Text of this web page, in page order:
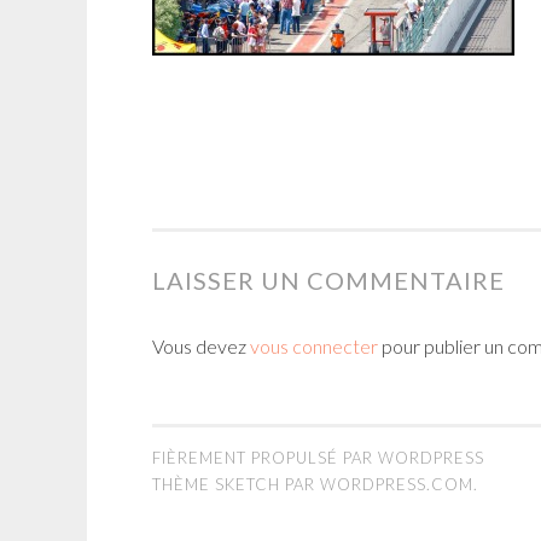
LAISSER UN COMMENTAIRE
Vous devezvous connecter pour publier un
FIÈREMENT PROPULSÉ PAR WORDPRESS
THÈME SKETCH PAR WORDPRESS.COM